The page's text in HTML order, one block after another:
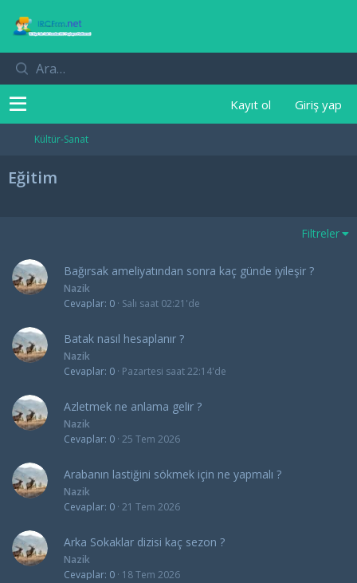
Kayıt ol Giriş yap
Kültür-Sanat
Eğitim
Filtreler
Bağırsak ameliyatından sonra kaç günde iyileşir ?
Nazik
Cevaplar 0 Salı saat 02:21'de
Batak nasıl hesaplanır ?
Nazik
Cevaplar 0 Pazartesi saat 22:14'de
Azletmek ne anlama gelir ?
Nazik
Cevaplar 0 25 Tem 2026
Arabanın lastiğini sökmek için ne yapmalı ?
Nazik
Cevaplar 0 21 Tem 2026
Arka Sokaklar dizisi kaç sezon ?
Nazik
Cevaplar 0 18 Tem 2026